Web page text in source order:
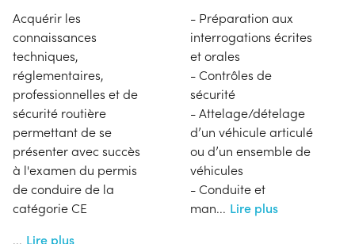
Acquérir les
connaissances
techniques,
réglementaires,
professionnelles et de
sécurité routière
permettant de se
présenter avec succès
à l'examen du permis
de conduire de la
catégorie CE
... Lire plus
- Préparation aux
interrogations écrites
et orales
- Contrôles de
sécurité
- Attelage/dételage
d’un véhicule articulé
ou d’un ensemble de
véhicules
- Conduite et
man... Lire plus